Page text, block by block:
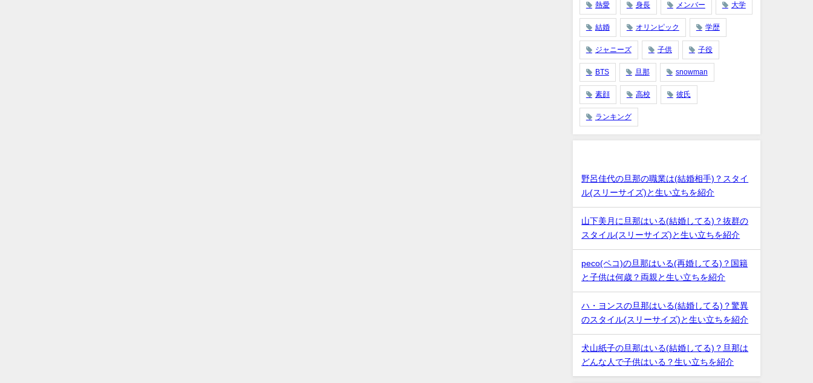
熱愛 身長 メンバー 大学
結婚 オリンピック 学歴
ジャニーズ 子供 子役
BTS 旦那 snowman
素顔 高校 彼氏
ランキング
野呂佳代の旦那の職業は(結婚相手)？スタイ
ル(スリーサイズ)と生い立ちを紹介
山下美月に旦那はいる(結婚してる)？抜群の
スタイル(スリーサイズ)と生い立ちを紹介
peco(ペコ)の旦那はいる(再婚してる)？国籍
と子供は何歳？両親と生い立ちを紹介
ハ・ヨンスの旦那はいる(結婚してる)？驚異
のスタイル(スリーサイズ)と生い立ちを紹介
犬山紙子の旦那はいる(結婚してる)？旦那は
どんな人で子供はいる？生い立ちを紹介